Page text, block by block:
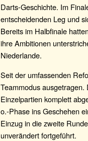
Darts-Geschichte. Im
entscheidenden Leg und
Bereits im Halbfinale
ihre Ambitionen
Niederlande.
Seit der umfassenden
Teammodus
Einzelpartien komplett
o.-Phase ins Geschehen
Einzug in die zweite
unverändert fortgeführt.